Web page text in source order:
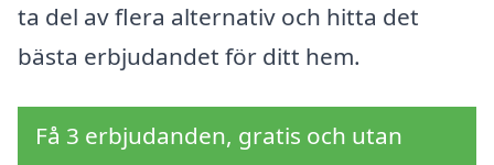
ta del av flera alternativ och hitta det
bästa erbjudandet för ditt hem.
Få 3 erbjudanden, gratis och utan